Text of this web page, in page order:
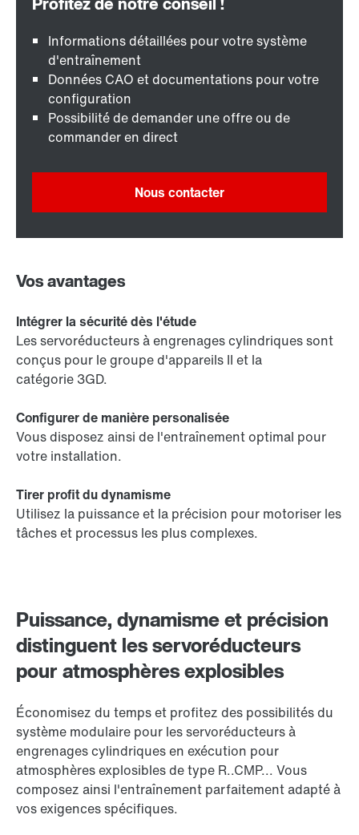
Puissance, dynamisme et précision
distinguent les servoréducteurs
pour atmosphères explosibles
Économisez du temps et profitez des possibilités du
système modulaire pour les servoréducteurs à
engrenages cylindriques en exécution pour
atmosphères explosibles de type R..CMP... Vous
composez ainsi l'entraînement parfaitement adapté à
vos exigences spécifiques.
Informations détaillées pour votre système
d'entraînement
Données CAO et documentations pour votre
configuration
Possibilité de demander une offre ou de
commander en direct
Nous contacter
Vos avantages
Intégrer la sécurité dès l'étude
Les servoréducteurs à engrenages cylindriques sont
conçus pour le groupe d'appareils II et la
catégorie 3GD.
Configurer de manière personalisée
Vous disposez ainsi de l'entraînement optimal pour
votre installation.
Tirer profit du dynamisme
Utilisez la puissance et la précision pour motoriser les
tâches et processus les plus complexes.